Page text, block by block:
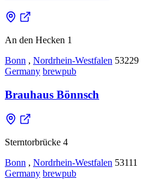
An den Hecken 1
Bonn , Nordrhein-Westfalen 53229
Germany brewpub
Brauhaus Bönnsch
Sterntorbrücke 4
Bonn , Nordrhein-Westfalen 53111
Germany brewpub